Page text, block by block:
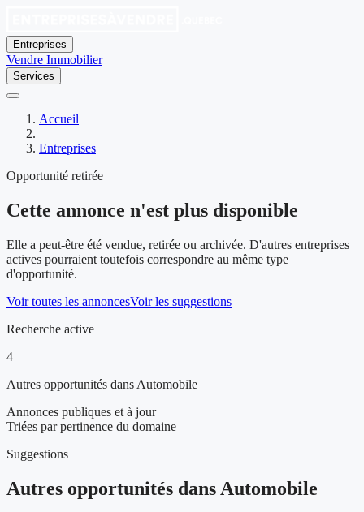
Entreprises
Vendre Immobilier
Services
Accueil
Entreprises
Opportunité retirée
Cette annonce n'est plus disponible
Elle a peut-être été vendue, retirée ou archivée. D'autres entreprises
actives pourraient toutefois correspondre au même type
d'opportunité.
Voir toutes les annoncesVoir les suggestions
Recherche active
4
Autres opportunités dans Automobile
Annonces publiques et à jour
Triées par pertinence du domaine
Suggestions
Autres opportunités dans Automobile